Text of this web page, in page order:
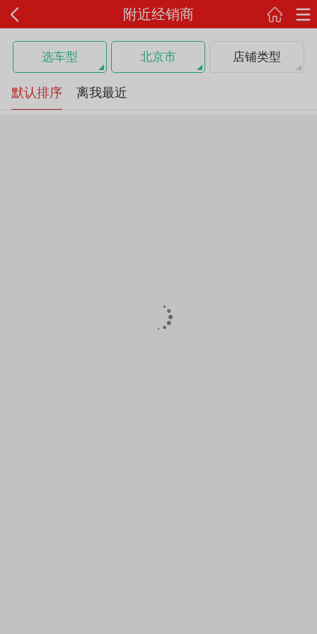
附近经销商
选车型 北京市 店铺类型
默认排序 离我最近